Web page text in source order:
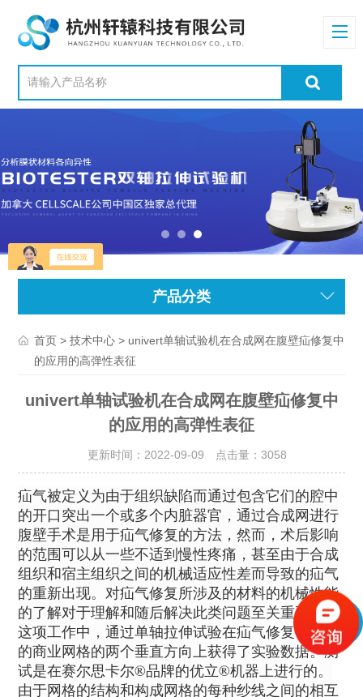
产品分类
首页 >技术中心 > univert单轴试验机在合成网在腹壁疝修复中
的应用的高弹性表征
univert单轴试验机在合成网在腹壁疝修复中
的应用的高弹性表征
更新时间：2022-09-09 点击量： 3058
疝气被定义为由于组织缺陷而通过包含它们的腔中
的开口突出一个或多个内脏器官，通过合成网进行
腹壁手术是用于疝气修复的方法，然而，术后影响
的范围可以从一些不适到慢性疼痛，甚至由于合成
组织和宿主组织之间的机械适应性差而导致的疝气
的重新出现。对疝气修复所涉及的材料的机械性能
的了解对于理解和随后解决此类问题至关重要。在
这项工作中，通过单轴拉伸试验在疝气修复中使用
的商业网格的两个垂直方向上获得了实验数据。测
试是在赛尔思卡尔®品牌的优立®机器上进行的。
由于网格的结构和构成网格的每种纱线之间的相互